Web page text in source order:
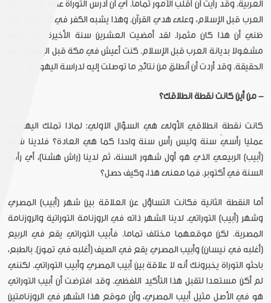
العربية. وقد رأيت أن أقلب الأمور تماما. أي أن أدرس التوراة على هدي ديانة
العرب قبل الإسلام، وعلى هدي القرآن. وهذا يشبه الكفر في الحقيقة. لكن
ظني أن هذا كان مثمرا. لقد أمضيت العشرين سنة الأخيرة من حياتي
مشغولا بديانة العرب قبل الإسلام. كنت أعيش في مكة قبل الإسلام في
الحقيقة. وقد أردت أن أنطلق من نتائج ما توصلت إليه لدراسة اليهودية.
- من أين كانت نقطة انطلاقك؟
كانت نقطة انطلاقي الأولى هي السؤال الاولي: لماذا تملك اليهودية
عمليا رأسيْ سنة وليس رأس سنة واحدا كما هي العادة؟ فلدينا شهر
(أبيب) الربيعي الذي هو أول شهور السنة، ثم لدينا (راش هشنا)، أي رأس
السنة في أكتوبر. فما معنى هذا، وكيف حصل؟
أما النقطة الثانية فكانت التساؤل عن العلاقة بين شهر (أبيب) المصري
وشهر (أبيب) التوراتي. لدينا الشهر ذاته في الروزنامة التوراتية والروزنامة
المصرية. لكن موقعهما مختلف تماما. فأبيب التوراتي يقع في الربيع
(أغلبه في نيسان) وأبيب المصري يقع في الصيف (أغلبه في تموز). بالطبع،
باحثو التوراة يخبرونك أنه لا علاقة بين أبيب المصري وأبيب التوراتي. لكنني
لم أكن مستعدا لتقبل هذا التأكيد اللفظي. وقد افترضت أن أبيب التوراتي
هو في الأصل مثيل أبيب المصري، وأن موقع هذا الشهر في الروزنامتين